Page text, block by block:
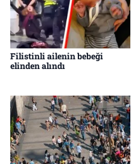
Filistinli ailenin bebeği
elinden alındı